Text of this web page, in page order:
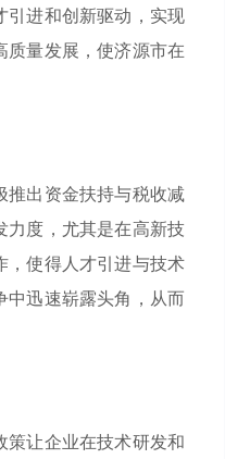
引进和创新驱动，实现
量发展，使济源市在
推出资金扶持与税收减
力度，尤其是在高新技
，使得人才引进与技术
迅速崭露头角，从而
策让企业在技术研发和